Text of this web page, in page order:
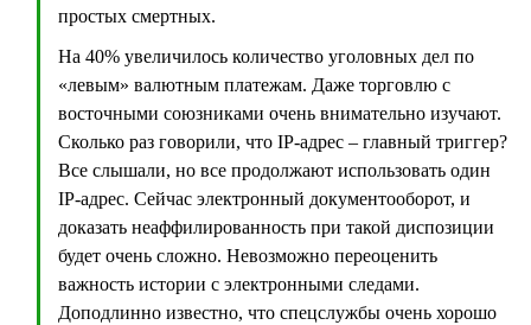
простых смертных.
На 40% увеличилось количество уголовных дел по
«левым» валютным платежам. Даже торговлю с
восточными союзниками очень внимательно изучают.
Сколько раз говорили, что IP-адрес – главный триггер?
Все слышали, но все продолжают использовать один
IP-адрес. Сейчас электронный документооборот, и
доказать неаффилированность при такой диспозиции
будет очень сложно. Невозможно переоценить
важность истории с электронными следами.
Доподлинно известно, что спецслужбы очень хорошо